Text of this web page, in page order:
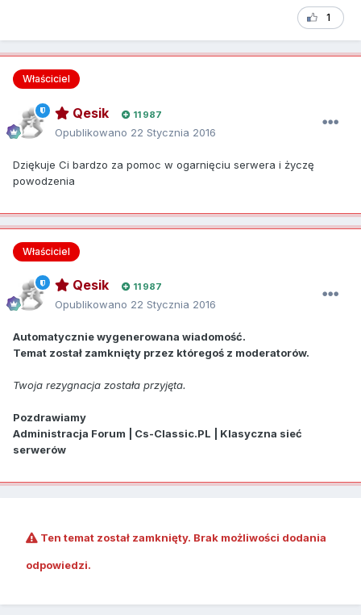
1
Właściciel
Qesik 11 987
Opublikowano 22 Stycznia 2016
Dziękuje Ci bardzo za pomoc w ogarnięciu serwera i życzę
powodzenia
Właściciel
Qesik 11 987
Opublikowano 22 Stycznia 2016
Automatycznie wygenerowana wiadomość.
Temat został zamknięty przez któregoś z moderatorów.
Twoja rezygnacja została przyjęta.
Pozdrawiamy
Administracja Forum | Cs-Classic.PL | Klasyczna sieć
serwerów
Ten temat został zamknięty. Brak możliwości dodania
odpowiedzi.